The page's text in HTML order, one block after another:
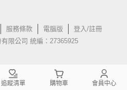
服務條款 電腦版
登入/註冊
限公司 統編：27365925
追蹤清單 購物車 會員中心